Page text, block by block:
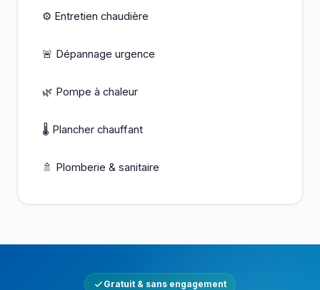
⚙️ Entretien chaudière
🚨 Dépannage urgence
🌿 Pompe à chaleur
🌡️ Plancher chauffant
🚿 Plomberie & sanitaire
Gratuit & sans engagement